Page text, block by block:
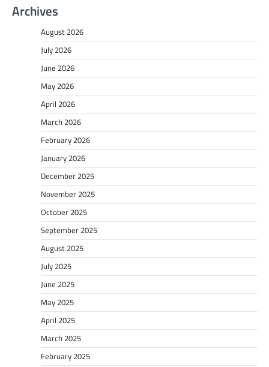
Archives
August 2026
July 2026
June 2026
May 2026
April 2026
March 2026
February 2026
January 2026
December 2025
November 2025
October 2025
September 2025
August 2025
July 2025
June 2025
May 2025
April 2025
March 2025
February 2025